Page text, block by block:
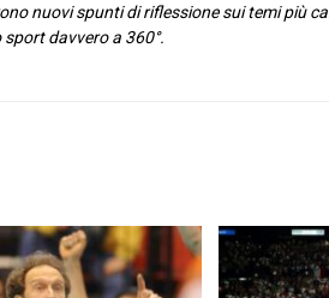
nuovi spunti di riflessione sui temi più
davvero a 360°.